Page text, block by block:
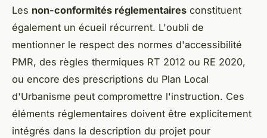
Les non-conformités réglementaires constituent
également un écueil récurrent. L'oubli de
mentionner le respect des normes d'accessibilité
PMR, des règles thermiques RT 2012 ou RE 2020,
ou encore des prescriptions du Plan Local
d'Urbanisme peut compromettre l'instruction. Ces
éléments réglementaires doivent être explicitement
intégrés dans la description du projet pour